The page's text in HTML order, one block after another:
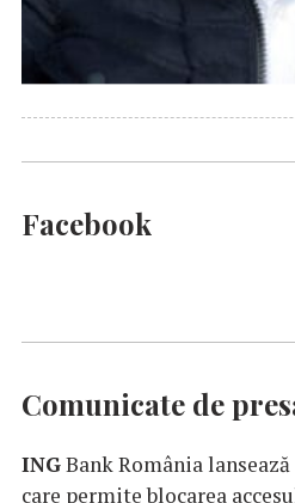
Facebook
Comunicate de
INGBank România
care permite blocarea